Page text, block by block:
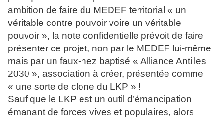
ambition de faire du MEDEF territorial « un
véritable contre pouvoir voire un véritable
pouvoir », la note confidentielle prévoit de faire
présenter ce projet, non par le MEDEF lui-même
mais par un faux-nez baptisé « Alliance Antilles
2030 », association à créer, présentée comme
« une sorte de clone du LKP » !
Sauf que le LKP est un outil d’émancipation
émanant de forces vives et populaires, alors